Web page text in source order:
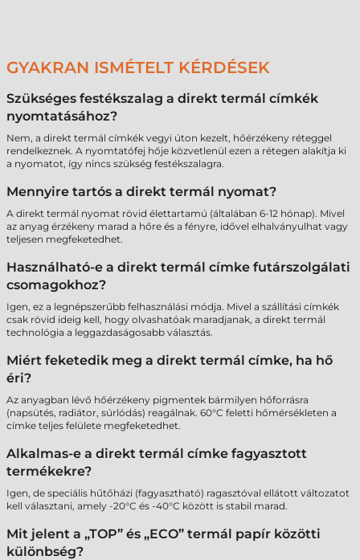
GYAKRAN ISMÉTELT KÉRDÉSEK
Szükséges festékszalag a direkt termál címkék
nyomtatásához?
Nem, a direkt termál címkék vegyi úton kezelt, hőérzékeny réteggel
rendelkeznek. A nyomtatófej hője közvetlenül ezen a rétegen alakítja ki
a nyomatot, így nincs szükség festékszalagra.
Mennyire tartós a direkt termál nyomat?
A direkt termál nyomat rövid élettartamú (általában 6-12 hónap). Mivel
az anyag érzékeny marad a hőre és a fényre, idővel elhalványulhat vagy
teljesen megfeketedhet.
Használható-e a direkt termál címke futárszolgálati
csomagokhoz?
Igen, ez a legnépszerűbb felhasználási módja. Mivel a szállítási címkék
csak rövid ideig kell, hogy olvashatóak maradjanak, a direkt termál
technológia a leggazdaságosabb választás.
Miért feketedik meg a direkt termál címke, ha hő
éri?
Az anyagban lévő hőérzékeny pigmentek bármilyen hőforrásra
(napsütés, radiátor, súrlódás) reagálnak. 60°C feletti hőmérsékleten a
címke teljes felülete megfeketedhet.
Alkalmas-e a direkt termál címke fagyasztott
termékekre?
Igen, de speciális hűtőházi (fagyasztható) ragasztóval ellátott változatot
kell választani, amely -20°C és -40°C között is stabil marad.
Mit jelent a „TOP” és „ECO” termál papír közötti
különbség?